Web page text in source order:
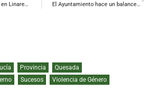
Arde un transformador en Linares por sobrecarga eléctrica debido a los enganches ilegales El Ayuntamiento hace un balance positivo de la programación navideña
Provincia
Quesada
Sucesos Violencia de Género